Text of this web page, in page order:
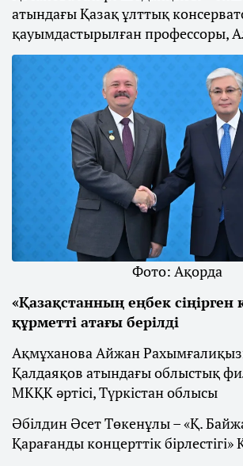
атындағы Қазақ ұлттық
қауымдастырылған профессоры,
Фото: Ақорда
«Қазақстанның еңбек сіңірген
құрметті атағы берілді
Ақмұханова Айжан
Қалдаяқов атындағы облыстық
МКҚК әртісі, Түркістан облысы
Әбілдин Әсет Төкенұлы – «Қ.
Қарағанды концерттік бірлестігі»